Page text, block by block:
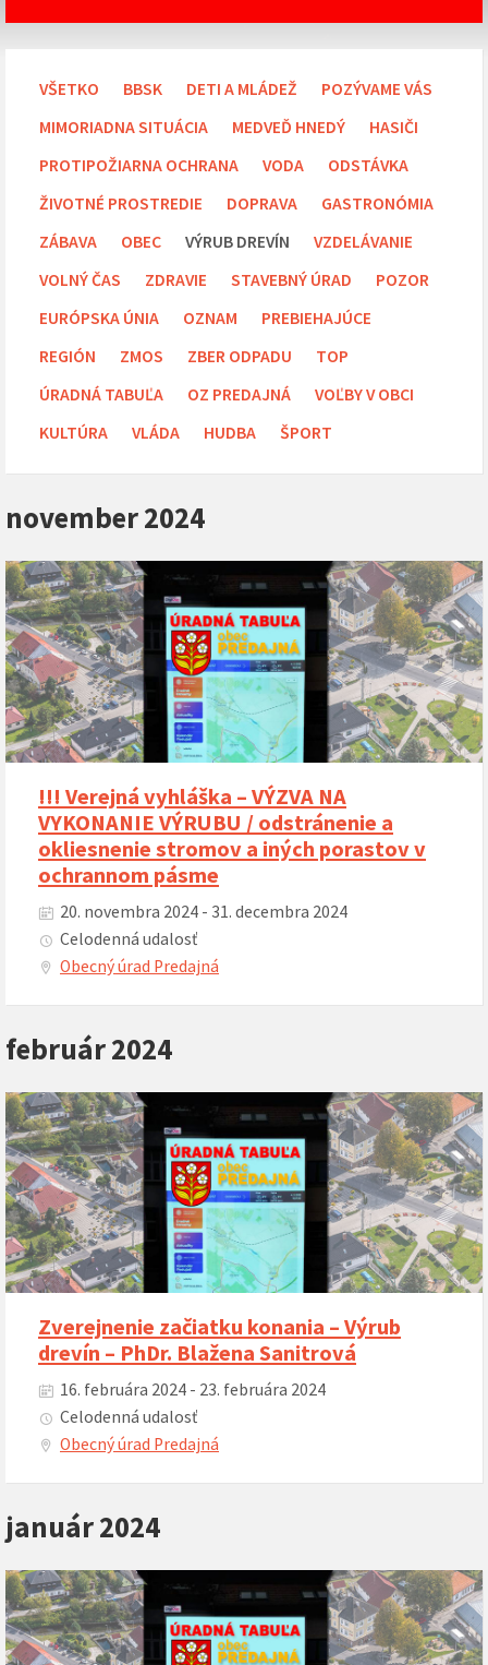
VŠETKO BBSK DETI A MLÁDEŽ
POZÝVAME VÁS
MIMORIADNA SITUÁCIA
MEDVEĎ HNEDÝ
HASIČI
PROTIPOŽIARNA OCHRANA
VODA
ODSTÁVKA
ŽIVOTNÉ PROSTREDIE
DOPRAVA
GASTRONÓMIA
ZÁBAVA
OBEC VÝRUB DREVÍN
VZDELÁVANIE
VOLNÝ ČAS
ZDRAVIE STAVEBNÝ ÚRAD
POZOR
EURÓPSKA ÚNIA
OZNAM
PREBIEHAJÚCE
REGIÓN
ZMOS ZBER ODPADU
TOP
ÚRADNÁ TABUĽA
OZ PREDAJNÁ
VOĽBY V OBCI
KULTÚRA
VLÁDA HUDBA ŠPORT
november 2024
!!! Verejná vyhláška – VÝZVA NA
VYKONANIE VÝRUBU / odstránenie a
okliesnenie stromov a iných porastov v
ochrannom pásme
20. novembra 2024 - 31. decembra 2024
Celodenná udalosť
Obecný úrad Predajná
február 2024
Zverejnenie začiatku konania – Výrub
drevín – PhDr. Blažena Sanitrová
16. februára 2024 - 23. februára 2024
Celodenná udalosť
Obecný úrad Predajná
január 2024